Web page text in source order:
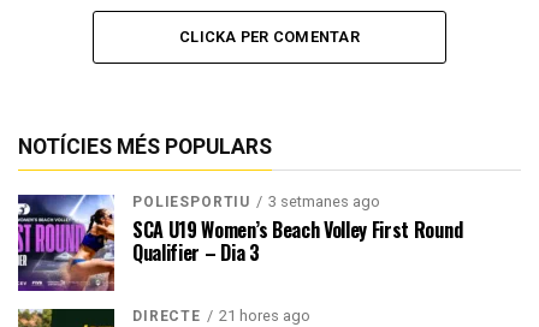
CLICKA PER COMENTAR
NOTÍCIES MÉS POPULARS
POLIESPORTIU 3 setmanes ago
SCA U19 Women’s Beach Volley First Round
Qualifier – Dia 3
DIRECTE 21 hores ago